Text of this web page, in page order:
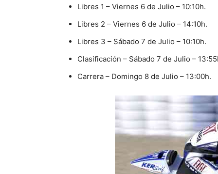
Libres 1 – Viernes 6 de Julio – 10:10h.
Libres 2 – Viernes 6 de Julio – 14:10h.
Libres 3 – Sábado 7 de Julio – 10:10h.
Clasificación – Sábado 7 de Julio –
Carrera – Domingo 8 de Julio – 13:00h.